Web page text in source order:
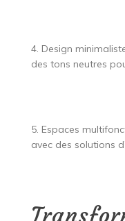
4. Design
des tons neutres
5. Espaces
avec des solutions